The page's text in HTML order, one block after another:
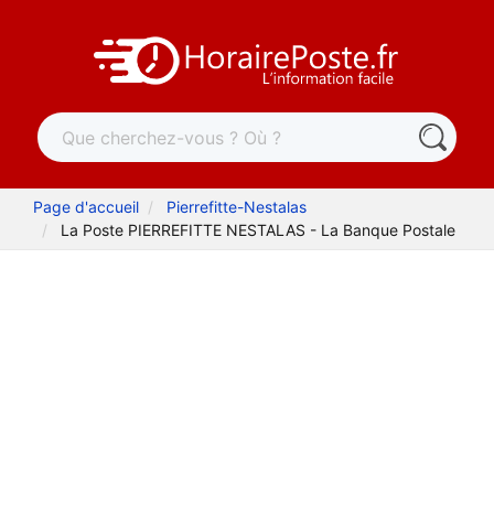
Page d'accueil
Pierrefitte-Nestalas
La Poste PIERREFITTE NESTALAS - La Banque Postale